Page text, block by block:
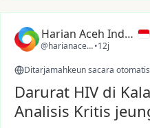
Harian Aceh
@harianacehindonesia
•12j
Ditarjamahkeun sacara otomatis
Darurat HIV di
Analisis Kritis